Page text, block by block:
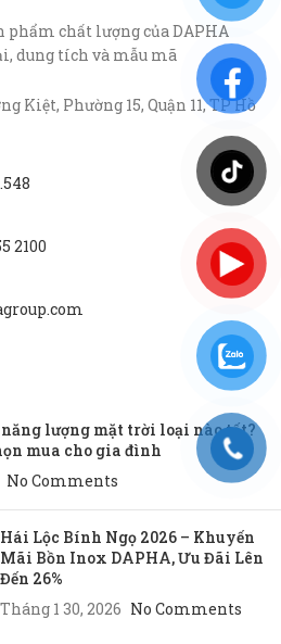
phẩm chất lượng của DAPHA
dung tích và mẫu mã
Kiệt, Phường 15, Quận 11, TP Hồ
2100
lượng mặt trời loại nào tốt?
mua cho gia đình
No Comments
Hái Lộc Bính Ngọ 2026 – Khuyến
Mãi Bồn Inox DAPHA, Ưu Đãi Lên
Đến 26%
Tháng 1 30, 2026 No Comments